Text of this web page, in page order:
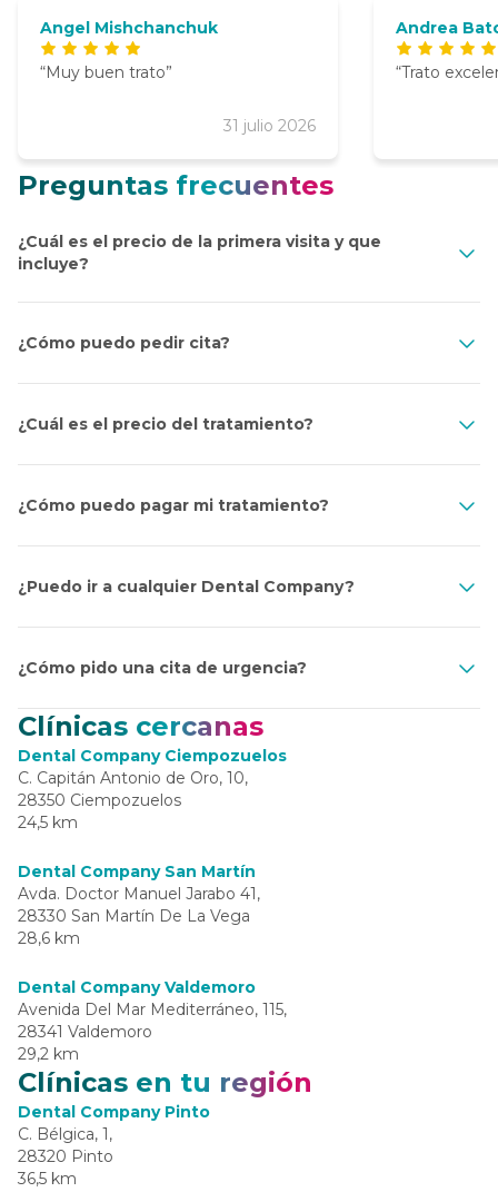
Angel Mishchanchuk
31 julio 2026
Muy buen trato
Andrea
Trato
Preguntas frecuentes
¿Cuál es el precio de la primera visita y que
incluye?
¿Cómo puedo pedir cita?
¿Cuál es el precio del tratamiento?
¿Cómo puedo pagar mi tratamiento?
¿Puedo ir a cualquier Dental Company?
¿Cómo pido una cita de urgencia?
Clínicas cercanas
Dental Company Ciempozuelos
C. Capitán Antonio de Oro, 10,
28350 Ciempozuelos
24,5 km
Dental Company San Martín
Avda. Doctor Manuel Jarabo 41,
28330 San Martín De La Vega
28,6 km
Dental Company Valdemoro
Avenida Del Mar Mediterráneo, 115,
28341 Valdemoro
29,2 km
Clínicas en tu región
Dental Company Pinto
C. Bélgica, 1,
28320 Pinto
36,5 km